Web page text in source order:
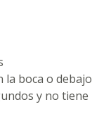
la boca o debajo
y no tiene